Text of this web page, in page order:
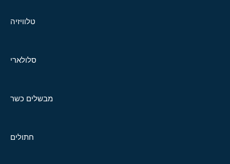
טלוויזיה
סלולארי
מבשלים כשר
חתולים